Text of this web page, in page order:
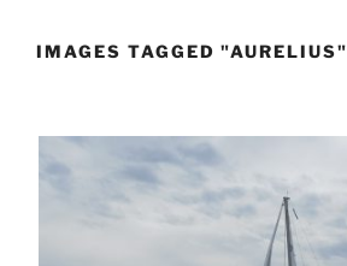
IMAGES TAGGED "AURELIUS"